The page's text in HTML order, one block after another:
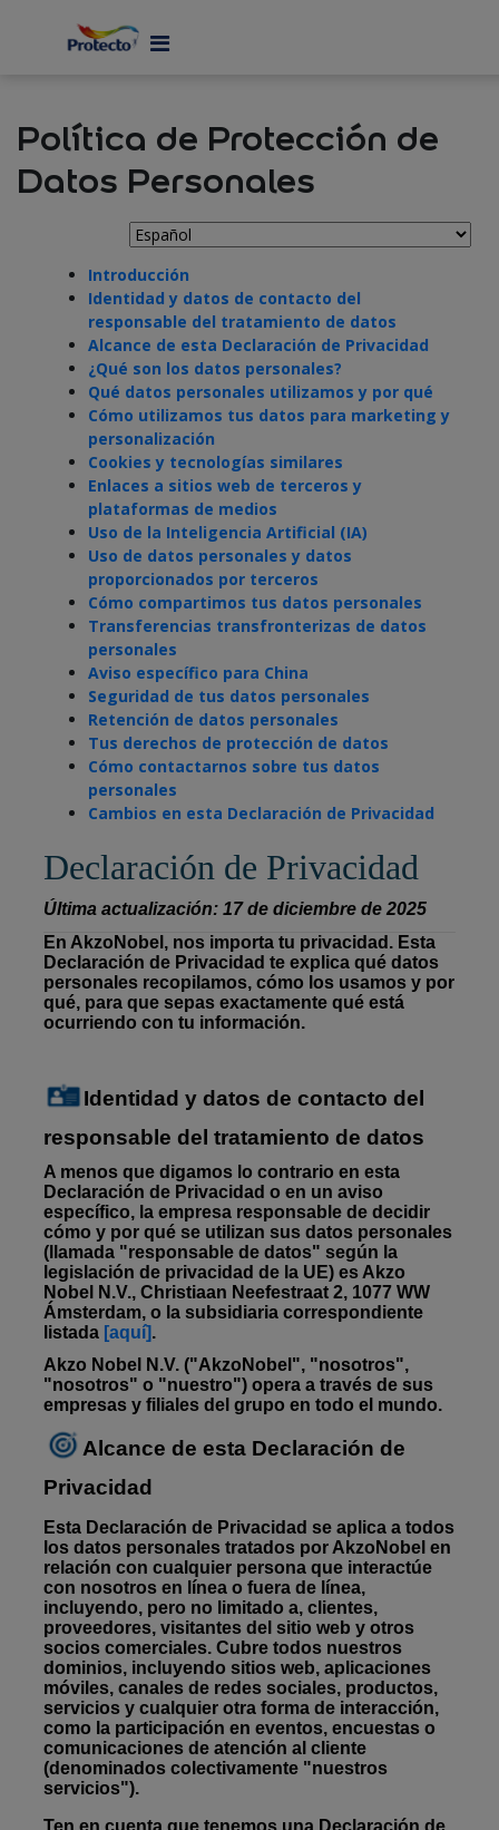
Política de Protección de
Datos Personales
Introducción
Identidad y datos de contacto del
responsable del tratamiento de datos
Alcance de esta Declaración de Privacidad
¿Qué son los datos personales?
Qué datos personales utilizamos y por qué
Cómo utilizamos tus datos para marketing y
personalización
Cookies y tecnologías similares
Enlaces a sitios web de terceros y
plataformas de medios
Uso de la Inteligencia Artificial (IA)
Uso de datos personales y datos
proporcionados por terceros
Cómo compartimos tus datos personales
Transferencias transfronterizas de datos
personales
Aviso específico para China
Seguridad de tus datos personales
Retención de datos personales
Tus derechos de protección de datos
Cómo contactarnos sobre tus datos
personales
Cambios en esta Declaración de Privacidad
Declaración de Privacidad
Última actualización: 17 de diciembre de 2025
En AkzoNobel, nos importa tu privacidad. Esta
Declaración de Privacidad te explica qué datos
personales recopilamos, cómo los usamos y por
qué, para que sepas exactamente qué está
ocurriendo con tu información.
Identidad y datos de contacto del
responsable del tratamiento de datos
A menos que digamos lo contrario en esta
Declaración de Privacidad o en un aviso
específico, la empresa responsable de decidir
cómo y por qué se utilizan sus datos personales
(llamada "responsable de datos" según la
legislación de privacidad de la UE) es Akzo
Nobel N.V., Christiaan Neefestraat 2, 1077 WW
Ámsterdam, o la subsidiaria correspondiente
listada [aquí].
Akzo Nobel N.V. ("AkzoNobel", "nosotros",
"nosotros" o "nuestro") opera a través de sus
empresas y filiales del grupo en todo el mundo.
Alcance de esta Declaración de
Privacidad
Esta Declaración de Privacidad se aplica a todos
los datos personales tratados por AkzoNobel en
relación con cualquier persona que interactúe
con nosotros en línea o fuera de línea,
incluyendo, pero no limitado a, clientes,
proveedores, visitantes del sitio web y otros
socios comerciales. Cubre todos nuestros
dominios, incluyendo sitios web, aplicaciones
móviles, canales de redes sociales, productos,
servicios y cualquier otra forma de interacción,
como la participación en eventos, encuestas o
comunicaciones de atención al cliente
(denominados colectivamente "nuestros
servicios").
Ten en cuenta que tenemos una Declaración de